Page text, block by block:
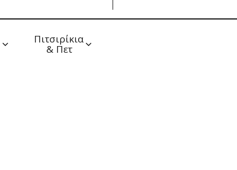
Πιτσιρίκια
& Πετ